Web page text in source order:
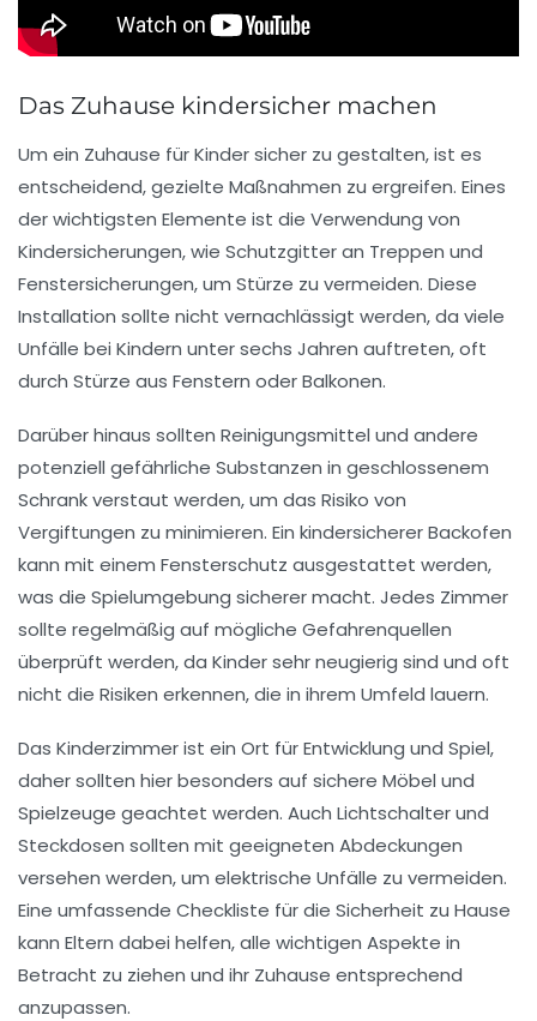
Das Zuhause kindersicher machen
Um ein Zuhause fürKindersicher zu gestalten, ist es
entscheidend, gezielte Maßnahmen zu ergreifen. Eines
der wichtigsten Elemente ist die Verwendung von
Kindersicherungen, wie Schutzgitter an Treppen und
Fenstersicherungen, um Stürze zu vermeiden. Diese
Installation sollte nicht vernachlässigt werden, da viele
Unfälle bei Kindern unter sechs Jahren auftreten, oft
durch Stürze aus Fenstern oder Balkonen.
Darüber hinaus sollten Reinigungsmittel und andere
potenziell gefährliche Substanzen in geschlossenem
Schrank verstaut werden, um das Risiko von
Vergiftungen zu minimieren. Ein kindersichererBackofen
kann mit einem Fensterschutz ausgestattet werden,
was die Spielumgebung sicherer macht. Jedes Zimmer
sollte regelmäßig auf mögliche Gefahrenquellen
überprüft werden, da Kinder sehr neugierig sind und oft
nicht die Risiken erkennen, die in ihrem Umfeld lauern.
Das Kinderzimmerist ein Ort für Entwicklung und Spiel,
daher sollten hier besonders auf sichere Möbel und
Spielzeuge geachtet werden. Auch Lichtschalter und
Steckdosen sollten mit geeigneten Abdeckungen
versehen werden, um elektrische Unfälle zu vermeiden.
Eine umfassende Checkliste für die Sicherheit zu Hause
kann Eltern dabei helfen, alle wichtigen Aspekte in
Betracht zu ziehen und ihr Zuhause entsprechend
anzupassen.